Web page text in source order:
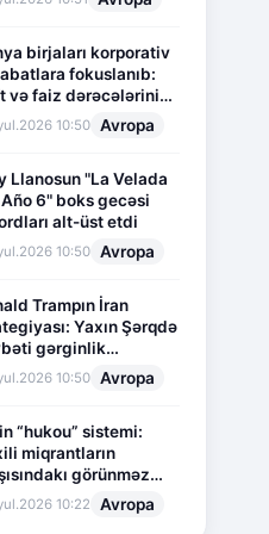
birjaları korporativ
fokuslanıb:
və faiz dərəcələrinin
altında cari vəziyyət
10:50 Avropa
Llanosun "La Velada
6" boks gecəsi
alt-üst etdi
10:50 Avropa
Trampın İran
Yaxın Şərqdə
gərginlik
10:50 Avropa
“hukou” sistemi:
miqrantların
görünməz
10:22 Avropa